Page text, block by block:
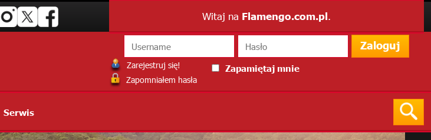
Witaj na Flamengo.com.pl.
Zaloguj
Zarejestruj się!
Zapomniałem hasła
Zapamiętaj mnie
Serwis